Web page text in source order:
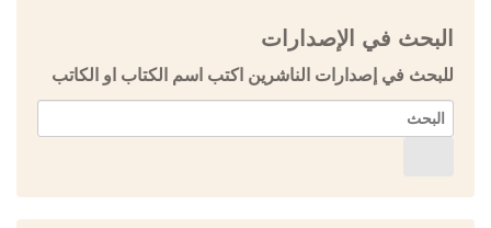
البحث في الإصدارات
للبحث في إصدارات الناشرين اكتب اسم الكتاب او الكاتب